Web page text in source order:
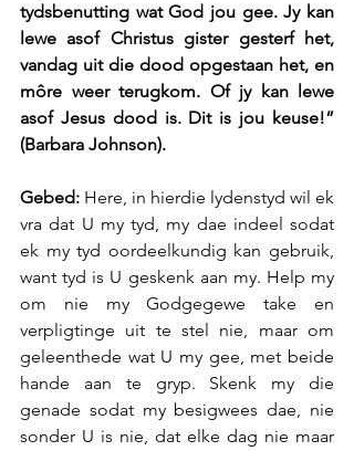
tydsbenutting wat God jou gee. Jy kan
lewe asof Christus gister gesterf het,
vandag uit die dood opgestaan het, en
môre weer terugkom. Of jy kan lewe
asof Jesus dood is. Dit is jou keuse!”
(Barbara Johnson).
Gebed: Here, in hierdie lydenstyd wil ek
vra dat U my tyd, my dae indeel sodat
ek my tyd oordeelkundig kan gebruik,
want tyd is U geskenk aan my. Help my
om nie my Godgegewe take en
verpligtinge uit te stel nie, maar om
geleenthede wat U my gee, met beide
hande aan te gryp. Skenk my die
genade sodat my besigwees dae, nie
sonder U is nie, dat elke dag nie maar